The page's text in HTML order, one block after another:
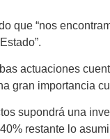
que “nos
actuaciones
gran importancia
supondrá una
restante lo